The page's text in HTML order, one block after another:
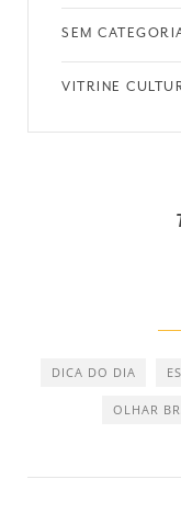
SEM
VITRINE
DICA DO DIA
OLHAR